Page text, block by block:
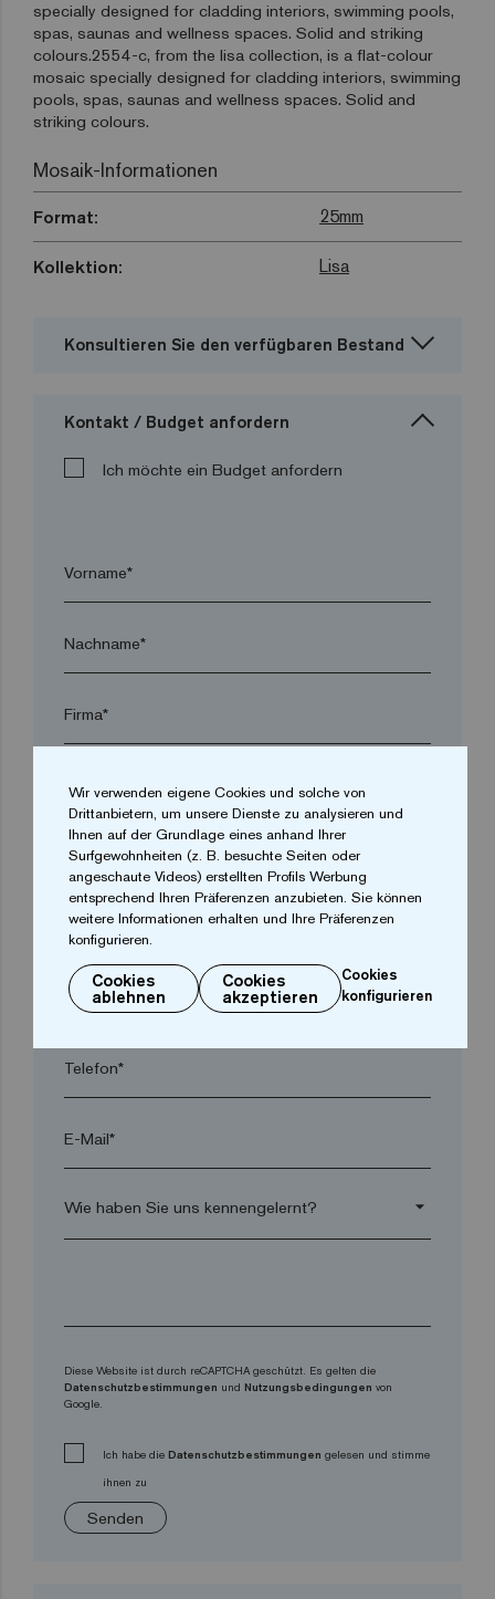
specially designed for cladding interiors, swimming pools,
spas, saunas and wellness spaces. Solid and striking
colours.2554-c, from the lisa collection, is a flat-colour
mosaic specially designed for cladding interiors, swimming
pools, spas, saunas and wellness spaces. Solid and
striking colours.
Mosaik-Informationen
Format: 25mm
Kollektion: Lisa
Konsultieren Sie den verfügbaren Bestand
Kontakt / Budget anfordern
Ich möchte ein Budget anfordern
Vorname*
Nachname*
Firma*
Ort*
Postleitzahl*
arrow_drop_down
Telefon*
E-Mail*
arrow_drop_down
Diese Website ist durch reCAPTCHA geschützt. Es gelten die
Datenschutzbestimmungen und Nutzungsbedingungen von
Google.
Ich habe die Datenschutzbestimmungen gelesen und stimme
ihnen zu
Senden
Wir verwenden eigene Cookies und solche von
Drittanbietern, um unsere Dienste zu analysieren und
Ihnen auf der Grundlage eines anhand Ihrer
Surfgewohnheiten (z. B. besuchte Seiten oder
angeschaute Videos) erstellten Profils Werbung
entsprechend Ihren Präferenzen anzubieten. Sie können
weitere Informationen erhalten und Ihre Präferenzen
konfigurieren.
Cookies
ablehnen
Cookies
akzeptieren
Cookies
konfigurieren